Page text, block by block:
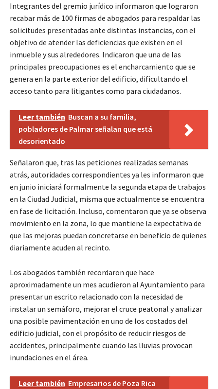
Integrantes del gremio jurídico informaron que lograron
recabar más de 100 firmas de abogados para respaldar las
solicitudes presentadas ante distintas instancias, con el
objetivo de atender las deficiencias que existen en el
inmueble y sus alrededores. Indicaron que una de las
principales preocupaciones es el encharcamiento que se
genera en la parte exterior del edificio, dificultando el
acceso tanto para litigantes como para ciudadanos.
Leer también Buscan a su familia,
pobladores de Palmar señalan que está
desorientado
Señalaron que, tras las peticiones realizadas semanas
atrás, autoridades correspondientes ya les informaron que
en junio iniciará formalmente la segunda etapa de trabajos
en la Ciudad Judicial, misma que actualmente se encuentra
en fase de licitación. Incluso, comentaron que ya se observa
movimiento en la zona, lo que mantiene la expectativa de
que las mejoras puedan concretarse en beneficio de quienes
diariamente acuden al recinto.
Los abogados también recordaron que hace
aproximadamente un mes acudieron al Ayuntamiento para
presentar un escrito relacionado con la necesidad de
instalar un semáforo, mejorar el cruce peatonal y analizar
una posible pavimentación en uno de los costados del
edificio judicial, con el propósito de reducir riesgos de
accidentes, principalmente cuando las lluvias provocan
inundaciones en el área.
Leer también Empresarios de Poza Rica